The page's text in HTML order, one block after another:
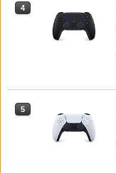
4
4
5